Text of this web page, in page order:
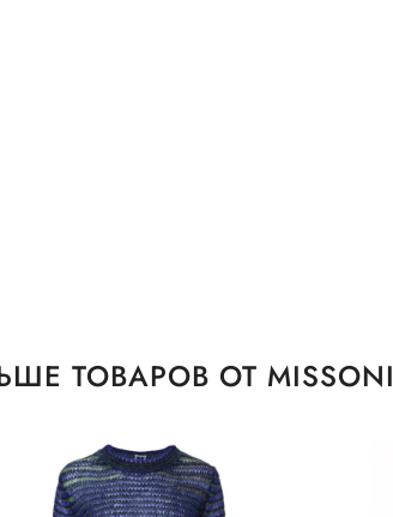
ТОВАРОВ ОТ MISSONI